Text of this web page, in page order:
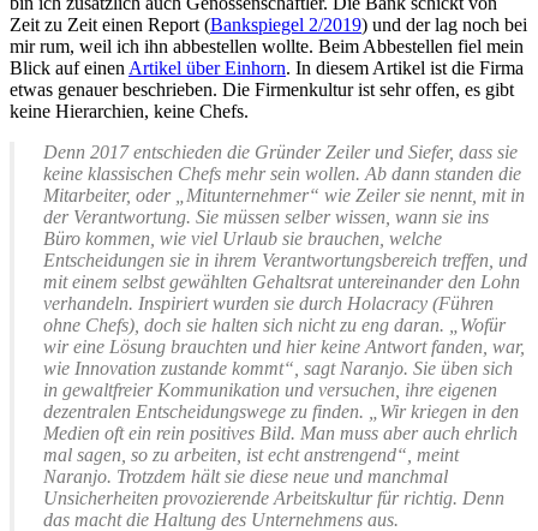
Zeit zu Zeit einen Report (Bankspiegel 2/2019) und der lag noch bei
mir rum, weil ich ihn abbestellen wollte. Beim Abbestellen fiel mein
Blick auf einen Artikel über Einhorn. In diesem Artikel ist die Firma
etwas genauer beschrieben. Die Firmenkultur ist sehr offen, es gibt
keine Hierarchien, keine Chefs.
Denn 2017 entschieden die Gründer Zeiler und Siefer, dass sie
keine klassischen Chefs mehr sein wollen. Ab dann standen die
Mitarbeiter, oder „Mitunternehmer“ wie Zeiler sie nennt, mit in
der Verantwortung. Sie müssen selber wissen, wann sie ins
Büro kommen, wie viel Urlaub sie brauchen, welche
Entscheidungen sie in ihrem Verantwortungsbereich treffen, und
mit einem selbst gewählten Gehaltsrat untereinander den Lohn
verhandeln. Inspiriert wurden sie durch Holacracy (Führen
ohne Chefs), doch sie halten sich nicht zu eng daran. „Wofür
wir eine Lösung brauchten und hier keine Antwort fanden, war,
wie Innovation zustande kommt“, sagt Naranjo. Sie üben sich
in gewaltfreier Kommunikation und versuchen, ihre eigenen
dezentralen Entscheidungswege zu finden. „Wir kriegen in den
Medien oft ein rein positives Bild. Man muss aber auch ehrlich
mal sagen, so zu arbeiten, ist echt anstrengend“, meint
Naranjo. Trotzdem hält sie diese neue und manchmal
Unsicherheiten provozierende Arbeitskultur für richtig. Denn
das macht die Haltung des Unternehmens aus.